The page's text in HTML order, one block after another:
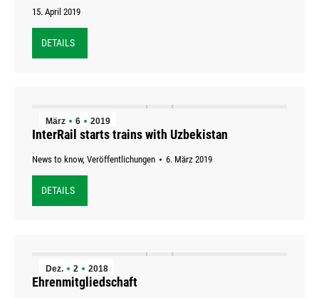
15. April 2019
DETAILS
März 6 2019
InterRail starts trains with Uzbekistan
News to know, Veröffentlichungen 6. März 2019
DETAILS
Dez. 2 2018
Ehrenmitgliedschaft